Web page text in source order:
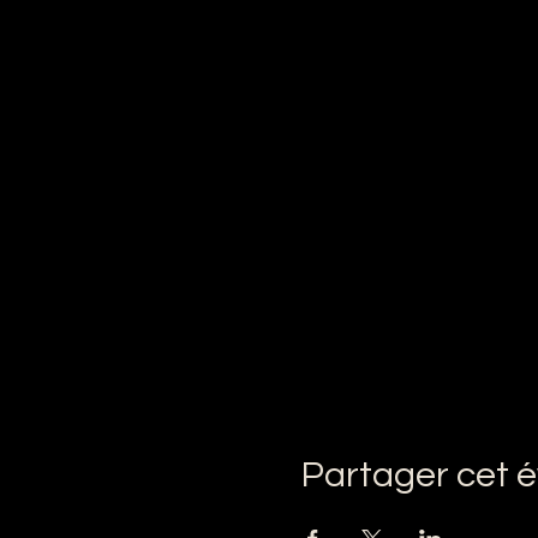
Partager cet